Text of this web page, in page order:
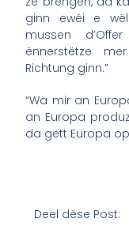
ginn ewéi e
mussen
ënnerstëtze
Richtung ginn.”
“Wa mir an
an Europa
da gëtt Europa
Deel dëse Post: